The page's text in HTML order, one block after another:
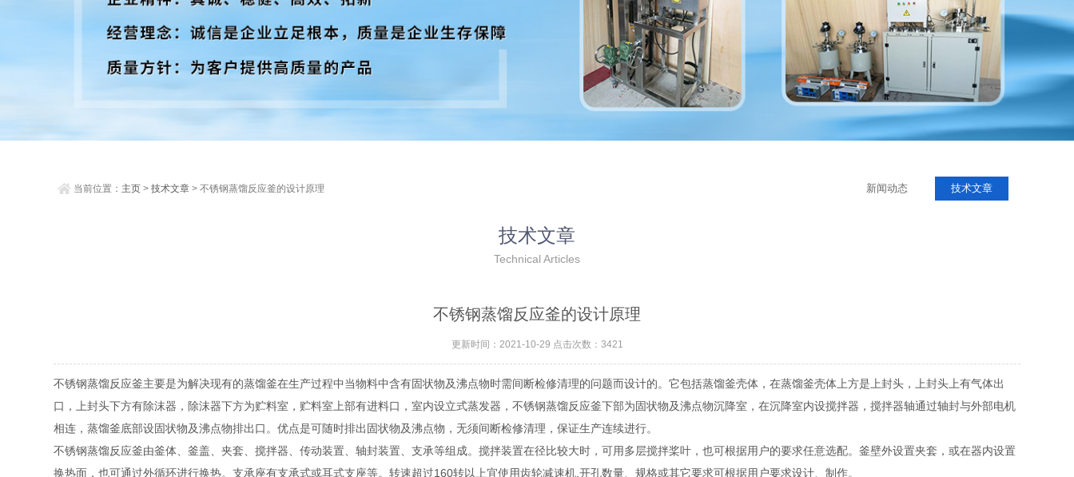
当前位置： 主页 >技术文章 > 不锈钢蒸馏反应釜的设计原理 新闻动态 技术文章
技术文章
Technical Articles
不锈钢蒸馏反应釜的设计原理
更新时间：2021-10-29 点击次数：3421
不锈钢蒸馏反应釜主要是为解决现有的蒸馏釜在生产过程中当物料中含有固状物及沸点物时需间断检修清理的问题而设计的。它包括蒸馏釜壳体，在蒸馏釜壳体上方是上封头，上封头上有气体出
口，上封头下方有除沫器，除沫器下方为贮料室，贮料室上部有进料口，室内设立式蒸发器，不锈钢蒸馏反应釜下部为固状物及沸点物沉降室，在沉降室内设搅拌器，搅拌器轴通过轴封与外部电机
相连，蒸馏釜底部设固状物及沸点物排出口。优点是可随时排出固状物及沸点物，无须间断检修清理，保证生产连续进行。
不锈钢蒸馏反应釜由釜体、釜盖、夹套、搅拌器、传动装置、轴封装置、支承等组成。搅拌装置在径比较大时，可用多层搅拌桨叶，也可根据用户的要求任意选配。釜壁外设置夹套，或在器内设置
换热面，也可通过外循环进行换热。支承座有支承式或耳式支座等。转速超过160转以上宜使用齿轮减速机.开孔数量、规格或其它要求可根据用户要求设计、制作。